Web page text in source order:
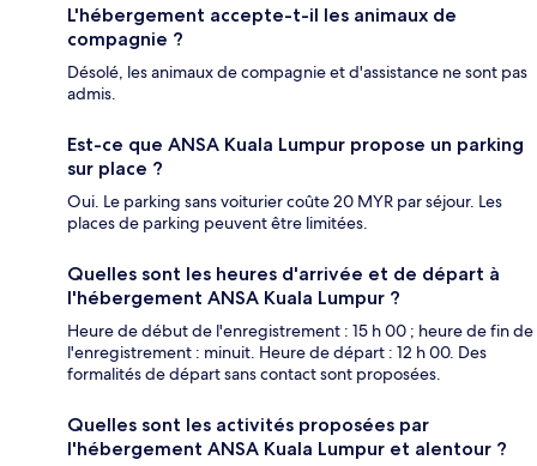
L'hébergement accepte-t-il les animaux de
compagnie ?
Désolé, les animaux de compagnie et d'assistance ne sont pas
admis.
Est-ce que ANSA Kuala Lumpur propose un parking
sur place ?
Oui. Le parking sans voiturier coûte 20 MYR par séjour. Les
places de parking peuvent être limitées.
Quelles sont les heures d'arrivée et de départ à
l'hébergement ANSA Kuala Lumpur ?
Heure de début de l'enregistrement : 15 h 00 ; heure de fin de
l'enregistrement : minuit. Heure de départ : 12 h 00. Des
formalités de départ sans contact sont proposées.
Quelles sont les activités proposées par
l'hébergement ANSA Kuala Lumpur et alentour ?